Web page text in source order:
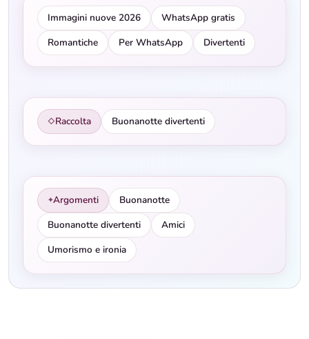
Immagini nuove 2026
WhatsApp gratis
Romantiche
Per WhatsApp Divertenti
◇Raccolta Buonanotte divertenti
✦Argomenti
Buonanotte
Buonanotte divertenti
Amici
Umorismo e ironia